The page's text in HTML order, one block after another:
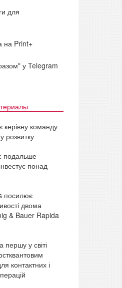
для
на Print+
у Telegram
команду
розвитку
подальше
понад
посилює
двома
& Bauer Rapida
першу у світі
контактних і